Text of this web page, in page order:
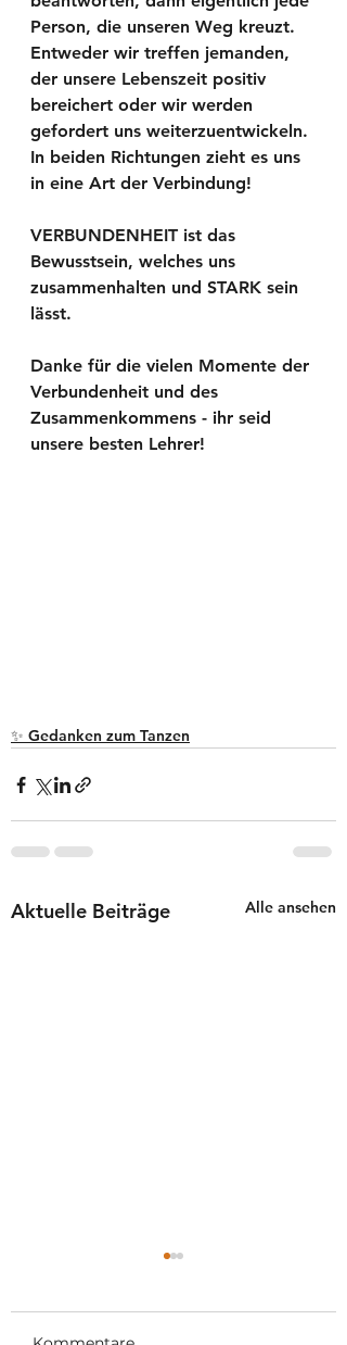
Person, die unseren Weg kreuzt.
Entweder wir treffen jemanden,
der unsere Lebenszeit positiv
bereichert oder wir werden
gefordert uns weiterzuentwickeln.
In beiden Richtungen zieht es uns
in eine Art der Verbindung!
VERBUNDENHEIT ist das
Bewusstsein, welches uns
zusammenhalten und STARK sein
lässt.
Danke für die vielen Momente der
Verbundenheit und des
Zusammenkommens - ihr seid
unsere besten Lehrer!
✨ Gedanken zum Tanzen
Aktuelle Beiträge Alle ansehen